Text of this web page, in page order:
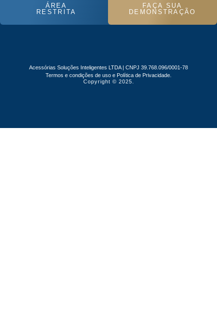
ÁREA
RESTRITA
FAÇA SUA
DEMONSTRAÇÃO
Acessórias Soluções Inteligentes LTDA | CNPJ 39.768.096/0001-78
Termos e condições de uso e Política de Privacidade.
Copyright © 2025.